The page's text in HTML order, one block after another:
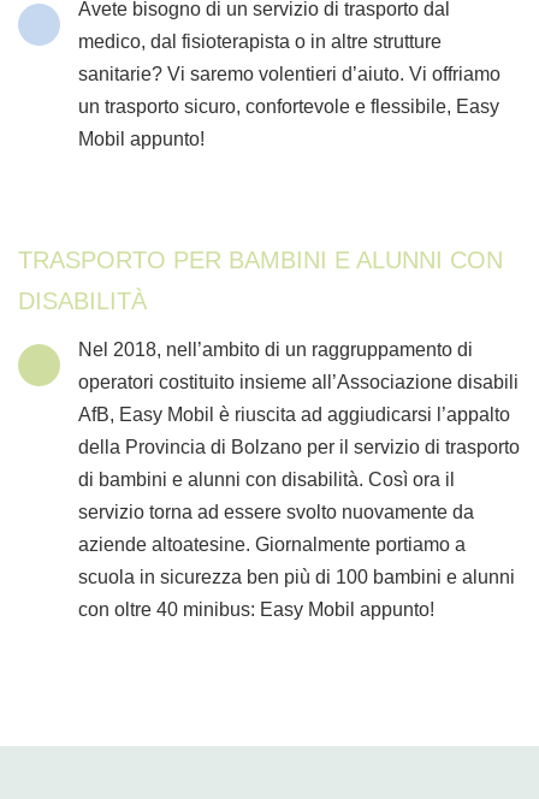
Avete bisogno di un servizio di trasporto dal
medico, dal fisioterapista o in altre strutture
sanitarie? Vi saremo volentieri d’aiuto. Vi offriamo
un trasporto sicuro, confortevole e flessibile, Easy
Mobil appunto!
TRASPORTO PER BAMBINI E ALUNNI CON
DISABILITÀ
Nel 2018, nell’ambito di un raggruppamento di
operatori costituito insieme all’Associazione disabili
AfB, Easy Mobil è riuscita ad aggiudicarsi l’appalto
della Provincia di Bolzano per il servizio di trasporto
di bambini e alunni con disabilità. Così ora il
servizio torna ad essere svolto nuovamente da
aziende altoatesine. Giornalmente portiamo a
scuola in sicurezza ben più di 100 bambini e alunni
con oltre 40 minibus: Easy Mobil appunto!